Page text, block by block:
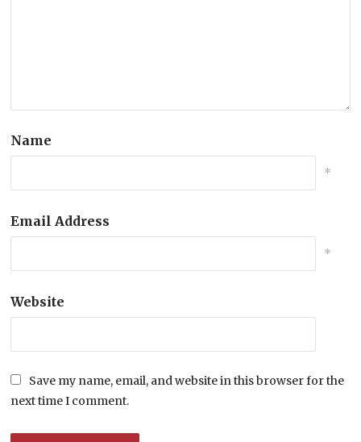
Name
*
Email Address
*
Website
Save my name, email, and website in this browser for the
next time I comment.